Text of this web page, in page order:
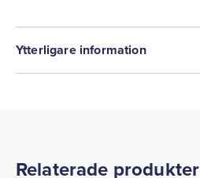
Ytterligare information
Relaterade produkter